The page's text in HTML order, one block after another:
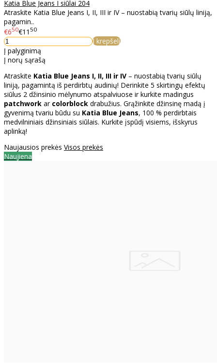
Katia Blue Jeans I siūlai 204
Atraskite Katia Blue Jeans I, II, III ir IV – nuostabią tvarių siūlų liniją,
pagamin..
€650€11 50
Į krepšelį
Į palyginimą
Į norų sąrašą
Atraskite Katia Blue Jeans I, II, III ir IV – nuostabią tvarių siūlų
liniją, pagamintą iš perdirbtų audinių! Derinkite 5 skirtingų efektų
siūlus 2 džinsinio mėlynumo atspalviuose ir kurkite madingus
patchwork ar colorblock drabužius. Grąžinkite džinsinę madą į
gyvenimą tvariu būdu su Katia Blue Jeans, 100 % perdirbtais
medvilniniais džinsiniais siūlais. Kurkite įspūdį visiems, išskyrus
aplinką!
Naujausios prekės Visos prekės
Naujiena